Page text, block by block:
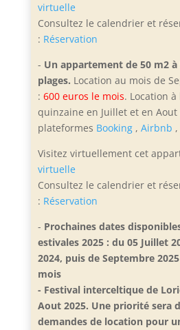
virtuelle
Consultez le calendrier et
: Réservation
- Un appartement de 50 m2 à
plages. Location au mois de
: 600 euros le mois. Location
quinzaine en Juillet et en Aout
plateformes Booking, Airbnb ,
Visitez virtuellement cet
virtuelle
Consultez le calendrier et
: Réservation
- Prochaines dates
estivales 2025 : du 05 Juillet
2024, puis de Septembre
mois
- Festival interceltique de
Aout 2025. Une priorité sera
demandes de location pour